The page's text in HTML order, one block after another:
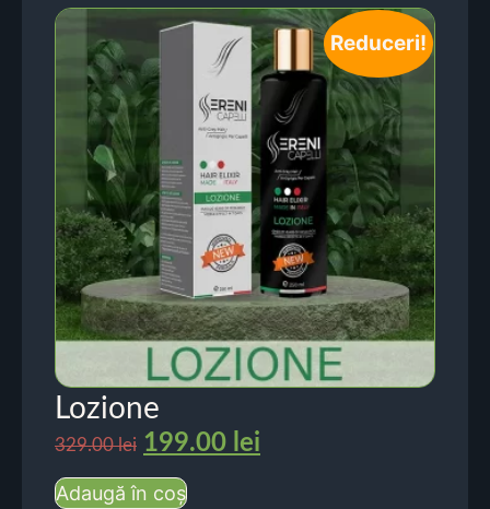
Reduceri!
Lozione
329.00lei 199.00 lei
Adaugă în coș